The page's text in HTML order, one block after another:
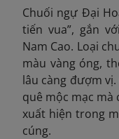
Chuối ngự Đại
tiến vua”, gắn
Nam Cao. Loại
màu vàng óng,
lâu càng đượm
quê mộc mạc
xuất hiện trong
cúng.